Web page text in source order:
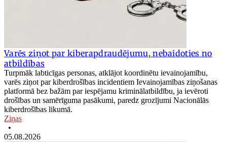
Varēs ziņot par kiberapdraudējumu, nebaidoties no
atbildības
Turpmāk labticīgas personas, atklājot koordinētu ievainojamību,
varēs ziņot par kiberdrošības incidentiem Ievainojamības ziņošanas
platformā bez bažām par iespējamu kriminālatbildību, ja ievēroti
drošības un samērīguma pasākumi, paredz grozījumi Nacionālās
kiberdrošības likumā.
Ziņas
•
05.08.2026